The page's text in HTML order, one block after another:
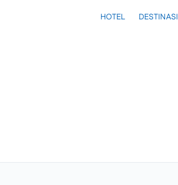
HOTEL DESTINASI